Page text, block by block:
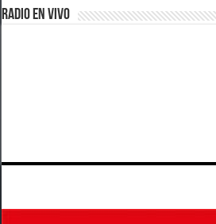
RADIO EN VIVO